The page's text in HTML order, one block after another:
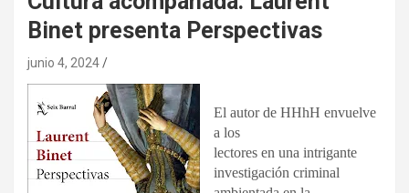
Binet presenta Perspectivas
junio 4, 2024
El autor de HHhH envuelve
a los
lectores en una intrigante
investigación criminal